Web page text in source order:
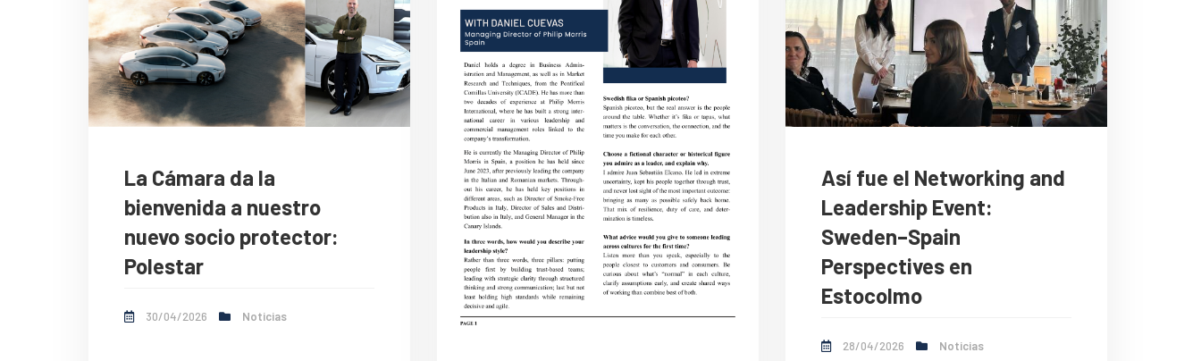
La Cámara da la
bienvenida a nuestro
nuevo socio protector:
Polestar
30/04/2026 Noticias
Así fue el Networking and
Leadership Event:
Sweden–Spain
Perspectives en
Estocolmo
28/04/2026 Noticias